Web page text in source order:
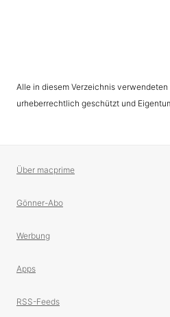
Alle in diesem Verzeichnis
urheberrechtlich geschützt und
Über macprime
Gönner-Abo
Werbung
Apps
RSS-Feeds